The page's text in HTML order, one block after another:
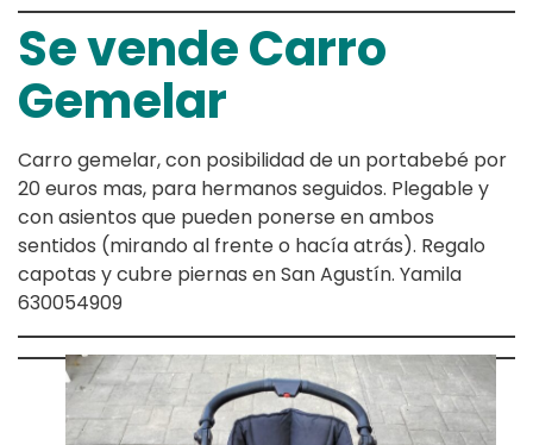
Se vende Carro
Gemelar
Carro gemelar, con posibilidad de un portabebé por
20 euros mas, para hermanos seguidos. Plegable y
con asientos que pueden ponerse en ambos
sentidos (mirando al frente o hacía atrás). Regalo
capotas y cubre piernas en San Agustín. Yamila
630054909